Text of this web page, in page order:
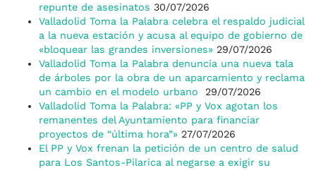
repunte de asesinatos 30/07/2026
Valladolid Toma la Palabra celebra el respaldo judicial
a la nueva estación y acusa al equipo de gobierno de
«bloquear las grandes inversiones» 29/07/2026
Valladolid Toma la Palabra denuncia una nueva tala
de árboles por la obra de un aparcamiento y reclama
un cambio en el modelo urbano
29/07/2026
Valladolid Toma la Palabra: «PP y Vox agotan los
remanentes del Ayuntamiento para financiar
proyectos de “última hora”» 27/07/2026
El PP y Vox frenan la petición de un centro de salud
para Los Santos-Pilarica al negarse a exigir su